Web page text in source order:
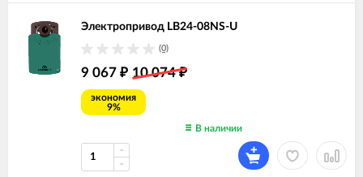
Электропривод LB24-08NS-U
(0)
9 067 ₽ 10 074₽
экономия
9%
В наличии